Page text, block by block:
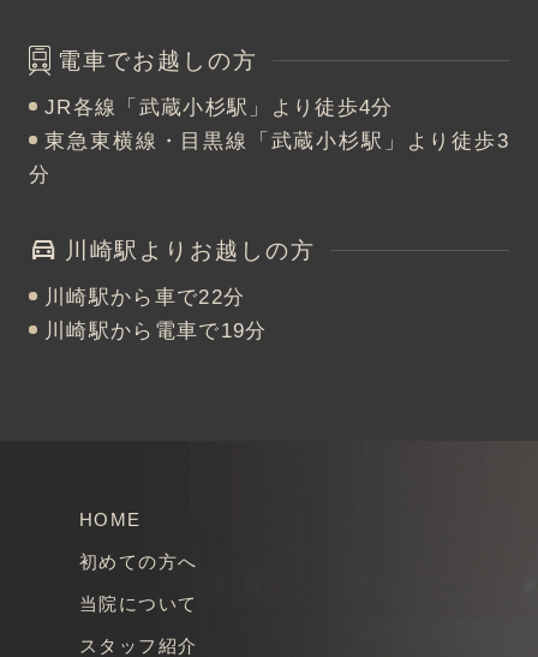
電車でお越しの方
JR各線「武蔵小杉駅」より徒歩4分
東急東横線・目黒線「武蔵小杉駅」より徒歩3
分
川崎駅よりお越しの方
川崎駅から車で22分
川崎駅から電車で19分
HOME
初めての方へ
当院について
スタッフ紹介